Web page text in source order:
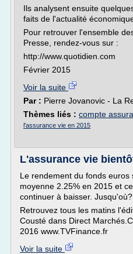
Ils analysent ensuite
faits de l'actualité
Pour retrouver l'ensemble
Presse, rendez-vous sur :
http://www.quotidien.com
Février 2015
Voir la suite
Par : Pierre Jovanovic - La
Thèmes liés : compte
l'assurance vie en 2015
L'assurance vie
Le rendement du fonds euros
moyenne 2.25% en 2015 et
continuer à baisser. Jusqu'où?
Retrouvez tous les matins
Cousté dans Direct
2016 www.TVFinance.fr
Voir la suite